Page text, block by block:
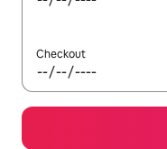
Checkout